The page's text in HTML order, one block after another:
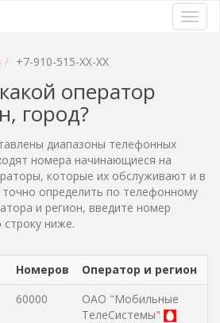
+7-910-515-XX-XX
оператор
город?
диапазоны телефонных
номера начинающиеся на
которые их обслуживают и в
точно определить по телефонному
и регион, введите номер
ниже.
Номеров
Оператор и регион
60000
ОАО "Мобильные
ТелеСистемы"